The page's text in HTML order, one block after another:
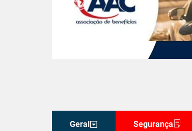
Geral Segurança